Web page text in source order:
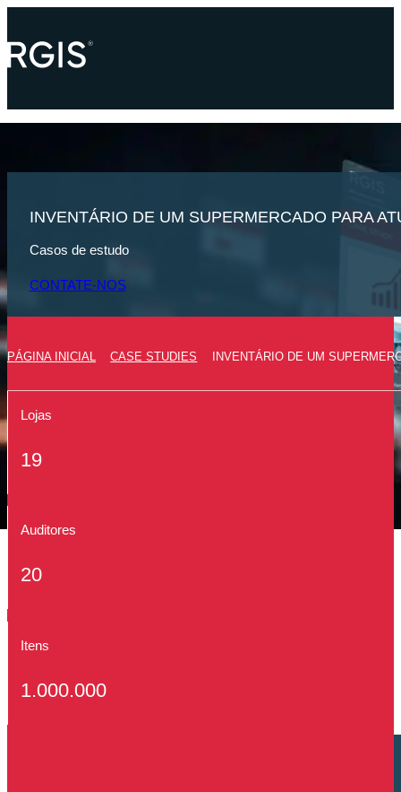
INVENTÁRIO DE UM SUPERMERCADO PARA
Casos de estudo
CONTATE-NOS
PÁGINA INICIAL CASE STUDIES INVENTÁRIO DE UM
Lojas
19
Auditores
20
Itens
1.000.000